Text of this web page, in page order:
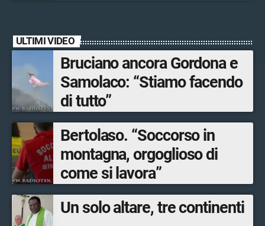
ULTIMI VIDEO
Bruciano ancora Gordona e
Samolaco: “Stiamo facendo
di tutto”
Bertolaso. “Soccorso in
montagna, orgoglioso di
come si lavora”
Un solo altare, tre continenti